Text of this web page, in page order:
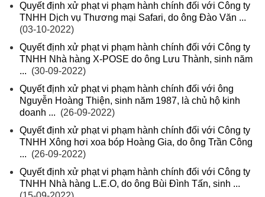
Quyết định xử phạt vi phạm hành chính đối với Công ty
TNHH Dịch vụ Thương mại Safari, do ông Đào Văn ...
(03-10-2022)
Quyết định xử phạt vi phạm hành chính đối với Công ty
TNHH Nhà hàng X-POSE do ông Lưu Thành, sinh năm
... (30-09-2022)
Quyết định xử phạt vi phạm hành chính đối với ông
Nguyễn Hoàng Thiện, sinh năm 1987, là chủ hộ kinh
doanh ... (26-09-2022)
Quyết định xử phạt vi phạm hành chính đối với Công ty
TNHH Xông hơi xoa bóp Hoàng Gia, do ông Trần Công
... (26-09-2022)
Quyết định xử phạt vi phạm hành chính đối với Công ty
TNHH Nhà hàng L.E.O, do ông Bùi Đình Tấn, sinh ...